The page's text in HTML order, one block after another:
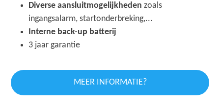
Diverse aansluitmogelijkheden zoals
ingangsalarm, startonderbreking,...
Interne back-up batterij
3 jaar garantie
MEER INFORMATIE?